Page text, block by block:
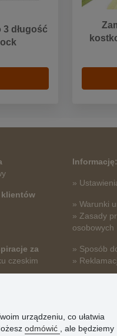
długość
za
czeskim
Informację:
»
» Warunki
» Zasady
osobowych
» Sposób
»
urządzeniu, co ułatwia
odmówić
, ale będziemy